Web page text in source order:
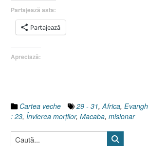
31”
Partajează asta:
Partajează
Apreciază:
Cartea veche 29 - 31, Africa,
: 23, Învierea morţilor, Macaba, misionar